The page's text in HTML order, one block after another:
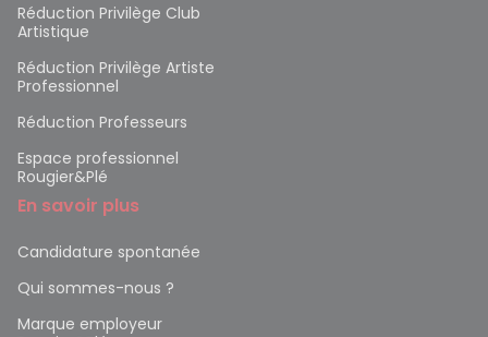
Réduction Privilège Club
Artistique
Réduction Privilège Artiste
Professionnel
Réduction Professeurs
Espace professionnel
Rougier&Plé
En savoir plus
Candidature spontanée
Qui sommes-nous ?
Marque employeur